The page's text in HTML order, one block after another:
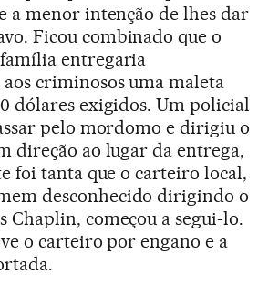
a menor intenção de lhes dar
Ficou combinado que o
entregaria
criminosos uma maleta
dólares exigidos. Um policial
pelo mordomo e dirigiu o
direção ao lugar da entrega,
foi tanta que o carteiro local,
desconhecido dirigindo o
Chaplin, começou a segui-lo.
o carteiro por engano e a